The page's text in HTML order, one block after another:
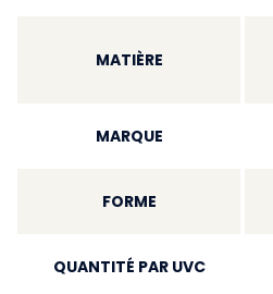
MATIÈRE
MARQUE
FORME
QUANTITÉ PAR UVC